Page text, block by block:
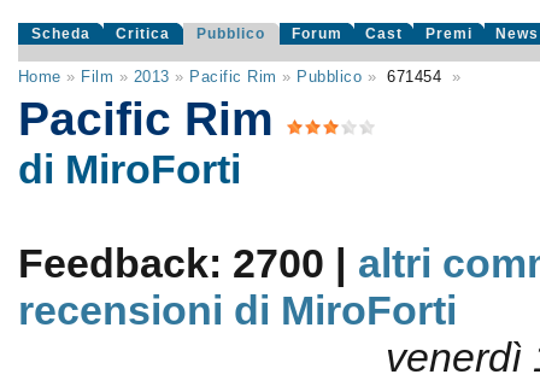
Scheda Critica Pubblico Forum Cast Premi News
Home » Film » 2013 » Pacific Rim » Pubblico » 671454 »
Pacific Rim
di MiroForti
Feedback: 2700 | altri
recensioni di MiroForti
venerdì